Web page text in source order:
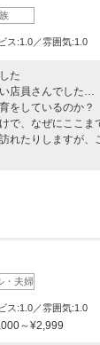
ス:1.0／雰囲気:1.0
た
店員さんでした…
をしているのか？
、なぜにここま
れたりしますが、
・夫婦
ス:1.0／雰囲気:1.0
～¥2,999